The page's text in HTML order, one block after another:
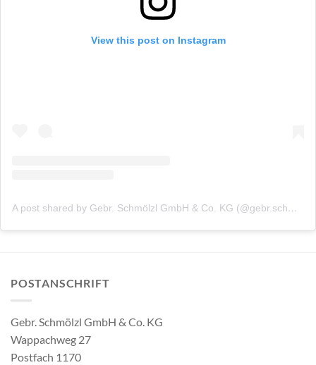
View this post on Instagram
A post shared by Gebr. Schmölzl GmbH & Co. KG (@gebr.schmoelzl)
POSTANSCHRIFT
Gebr. Schmölzl GmbH & Co. KG
Wappachweg 27
Postfach 1170